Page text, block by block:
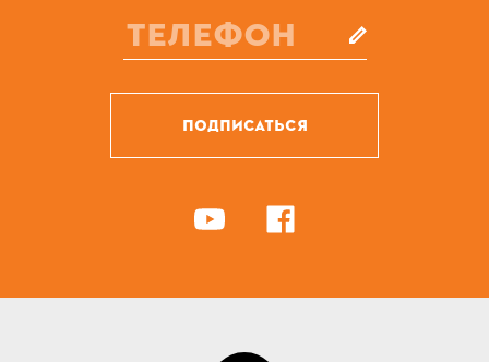
ПОДПИСАТЬСЯ